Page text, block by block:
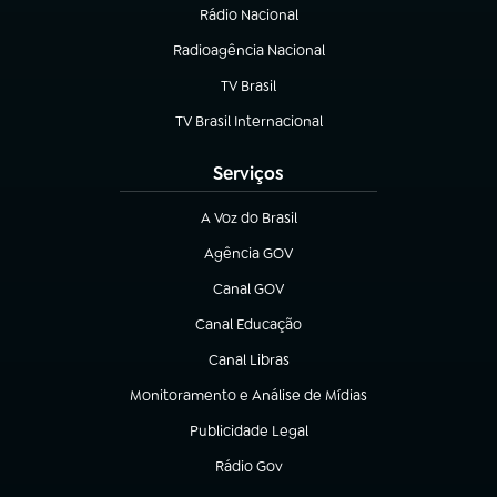
Rádio Nacional
Radioagência Nacional
(abre em nova aba)
TV Brasil
(abre em nova aba)
TV Brasil Internacional
(abre em nova aba)
Serviços
A Voz do Brasil
(abre em nova aba)
Agência GOV
(abre em nova aba)
Canal GOV
(abre em nova aba)
Canal Educação
(abre em nova aba)
Canal Libras
(abre em nova aba)
Monitoramento e Análise de Mídias
(abre em nova aba)
Publicidade Legal
(abre em nova aba)
Rádio Gov
(abre em nova aba)